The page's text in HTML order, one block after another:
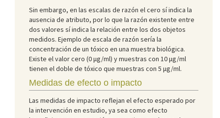
Sin embargo, en las escalas de razón el cero sí indica la
ausencia de atributo, por lo que la razón existente entre
dos valores sí indica la relación entre los dos objetos
medidos. Ejemplo de escala de razón sería la
concentración de un tóxico en una muestra biológica.
Existe el valor cero (0 μg/ml) y muestras con 10 μg/ml
tienen el doble de tóxico que muestras con 5 μg/ml.
Medidas de efecto o impacto
Las medidas de impacto reflejan el efecto esperado por
la intervención en estudio, ya sea como efecto